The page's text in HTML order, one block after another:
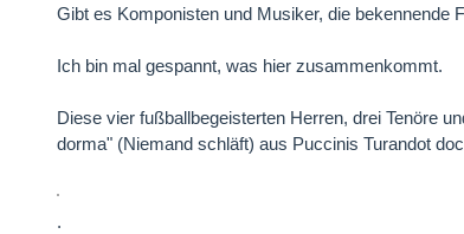
Gibt es Komponisten und Musiker, die bekennende
Ich bin mal gespannt, was hier zusammenkommt.
Diese vier fußballbegeisterten Herren, drei Tenöre
dorma" (Niemand schläft) aus Puccinis Turandot
.